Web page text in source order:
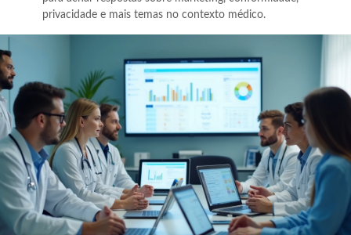
privacidade e mais temas no contexto médico.